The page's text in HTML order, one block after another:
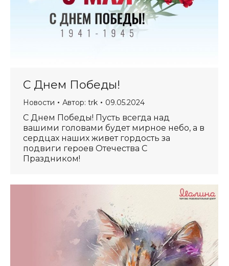
С Днем Победы!
Новости Автор: trk 09.05.2024
С Днем Победы! Пусть всегда над
вашими головами будет мирное небо, а в
сердцах наших живет гордость за
подвиги героев Отечества С
Праздником!